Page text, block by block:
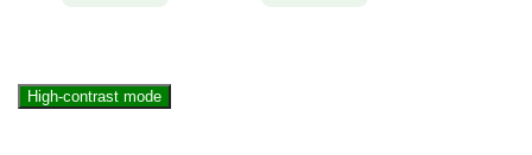
High-contrast mode